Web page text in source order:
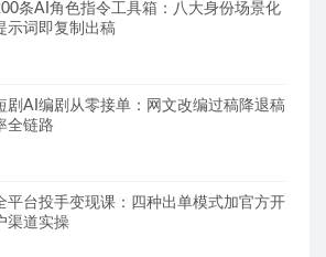
条AI角色指令工具箱：八大身份场景化
示词即复制出稿
剧AI编剧从零接单：网文改编过稿降退稿
全链路
平台投手变现课：四种出单模式加官方开
渠道实操